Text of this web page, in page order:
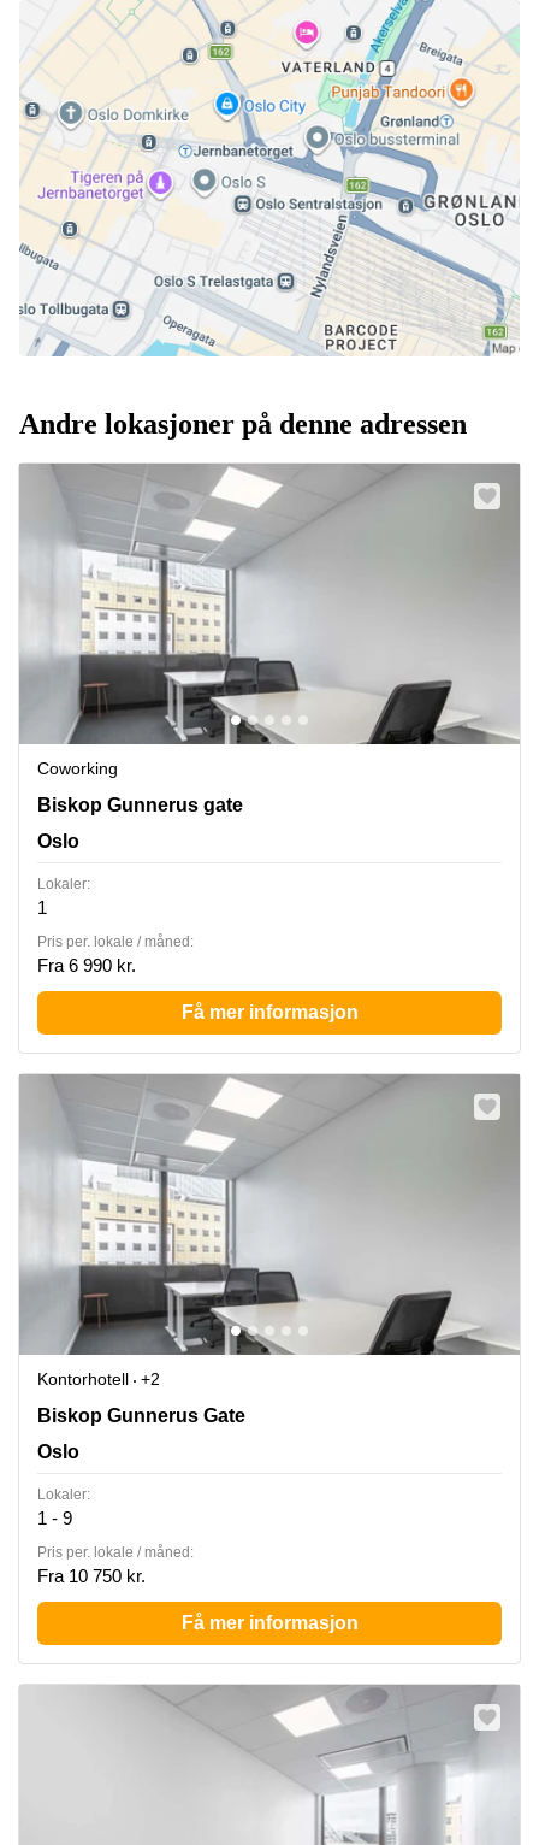
Andre lokasjoner på denne adressen
Coworking
Biskop Gunnerus Gate 14, Oslo
Biskop Gunnerus gate
Oslo
Lokaler:
1
Pris per. lokale / måned:
Fra 6 990 kr.
Få mer informasjon
Kontorhotell
+2
Biskop Gunnerus Gate 14, Oslo
Biskop Gunnerus Gate
Oslo
Lokaler:
1 - 9
Pris per. lokale / måned:
Fra 10 750 kr.
Få mer informasjon